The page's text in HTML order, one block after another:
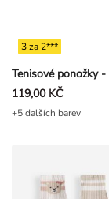
3 za 2***
119,00 KČ
+5 dalších barev